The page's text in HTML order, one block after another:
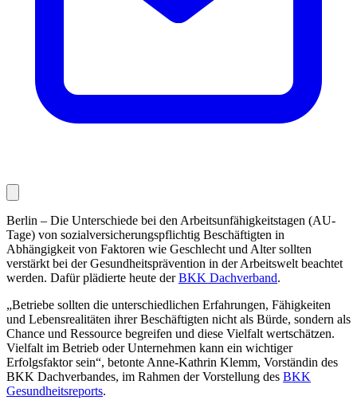
Berlin – Die Unterschiede bei den Arbeitsunfähigkeitstagen (AU-
Tage) von sozialversicherungspflichtig Beschäftigten in
Abhängigkeit von Faktoren wie Geschlecht und Alter sollten
verstärkt bei der Gesundheitsprävention in der Arbeitswelt beachtet
werden. Dafür plädierte heute derBKK Dachverband.
„Betriebe sollten die unterschiedlichen Erfahrungen, Fähigkeiten
und Lebensrealitäten ihrer Beschäftigten nicht als Bürde, sondern als
Chance und Ressource begreifen und diese Vielfalt wertschätzen.
Vielfalt im Betrieb oder Unternehmen kann ein wichtiger
Erfolgsfaktor sein“, betonte Anne-Kathrin Klemm, Vorständin des
BKK Dachverbandes, im Rahmen der Vorstellung des BKK
Gesundheitsreports.